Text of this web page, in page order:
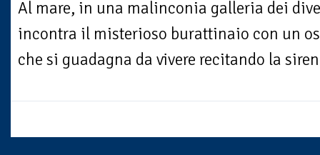
Al mare, in una malinconia galleria dei
incontra il misterioso burattinaio con un
che si guadagna da vivere recitando la